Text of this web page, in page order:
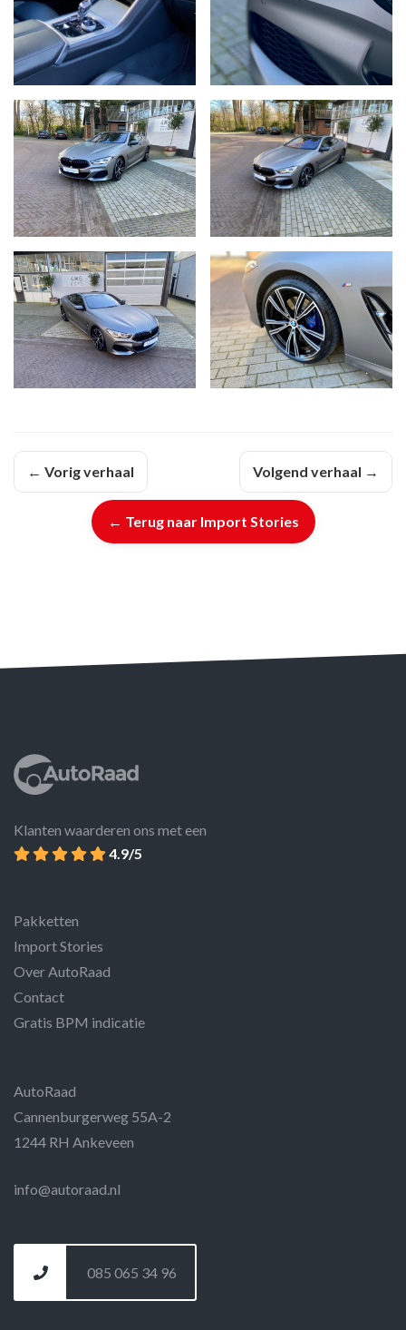
← Vorig verhaal
← Terug naar Import Stories
Volgend verhaal →
Klanten waarderen ons met een
4.9/5
Pakketten
Import Stories
Over AutoRaad
Contact
Gratis BPM indicatie
AutoRaad
Cannenburgerweg 55A-2
1244 RH Ankeveen
info@autoraad.nl
085 065 34 96